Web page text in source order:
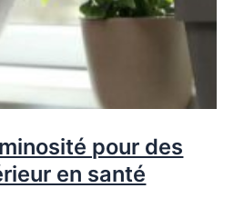
pour des
en santé